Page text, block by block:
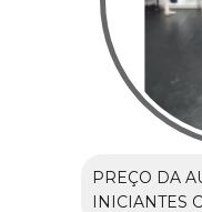
PREÇO DA
INICIANTES